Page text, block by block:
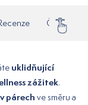
Často
uklidňující
zážitek.
párech ve směru a